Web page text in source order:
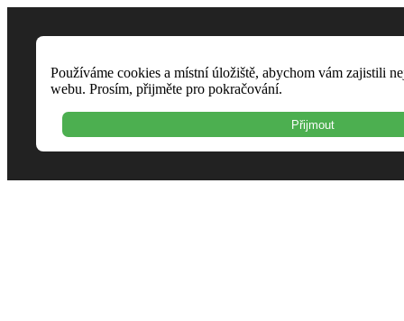
Používáme cookies a místní úložiště, abychom vám zajistili
webu. Prosím, přijměte pro pokračování.
Přijmout